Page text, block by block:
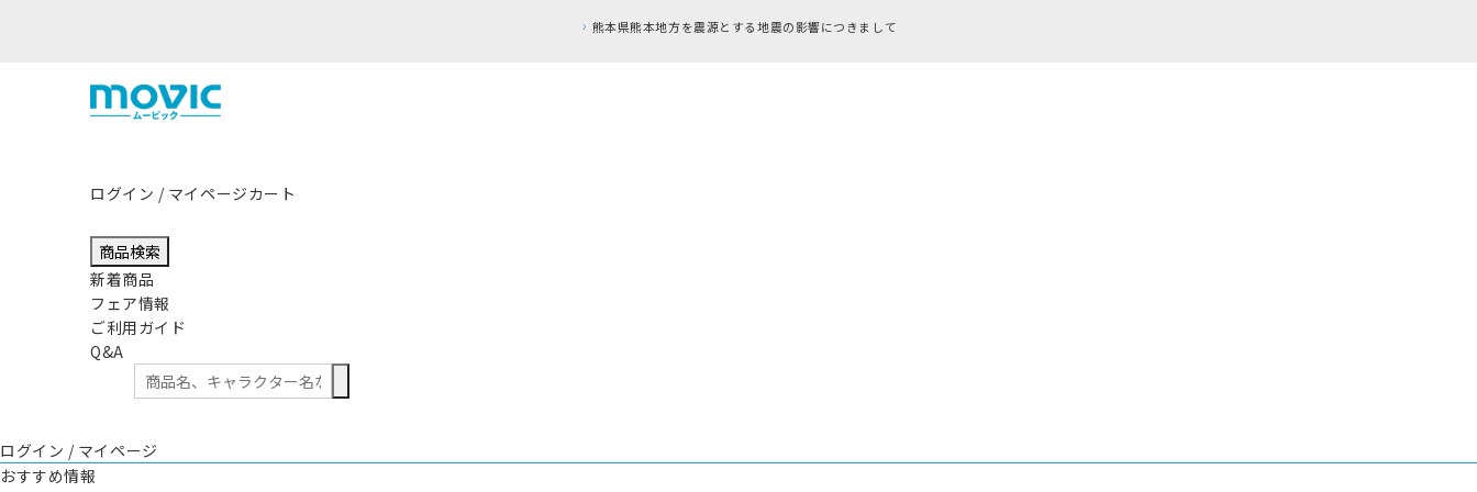
熊本県熊本地方を震源とする地震の影響につきまして
ログイン / マイページカート
商品検索
新着商品
フェア情報
ご利用ガイド
Q&A
ログイン / マイページ
おすすめ情報